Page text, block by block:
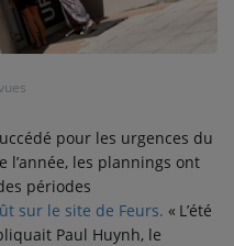
pour les urgences du
l’année, les plannings ont
périodes
sur le site de Feurs. « L’été
Paul Huynh, le